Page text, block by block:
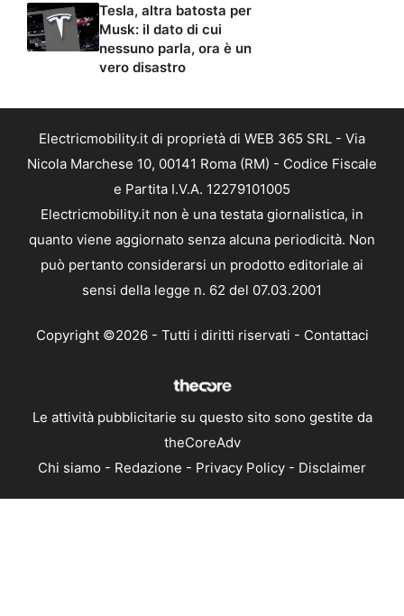
Tesla, altra batosta per
Musk: il dato di cui
nessuno parla, ora è un
vero disastro
Electricmobility.it di proprietà di WEB 365 SRL - Via
Nicola Marchese 10, 00141 Roma (RM) - Codice Fiscale
e Partita I.V.A. 12279101005
Electricmobility.it non è una testata giornalistica, in
quanto viene aggiornato senza alcuna periodicità. Non
può pertanto considerarsi un prodotto editoriale ai
sensi della legge n. 62 del 07.03.2001
Copyright ©2026 - Tutti i diritti riservati - Contattaci
Le attività pubblicitarie su questo sito sono gestite da
theCoreAdv
Chi siamo - Redazione - Privacy Policy - Disclaimer